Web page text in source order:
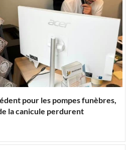
pour les pompes funèbres,
la canicule perdurent